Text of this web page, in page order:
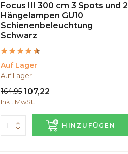
Focus III 300 cm 3 Spots und 2
Hängelampen GU10
Schienenbeleuchtung
Schwarz
Auf Lager
Auf Lager
164,95 107,22
Inkl. MwSt.
HINZUFÜGEN